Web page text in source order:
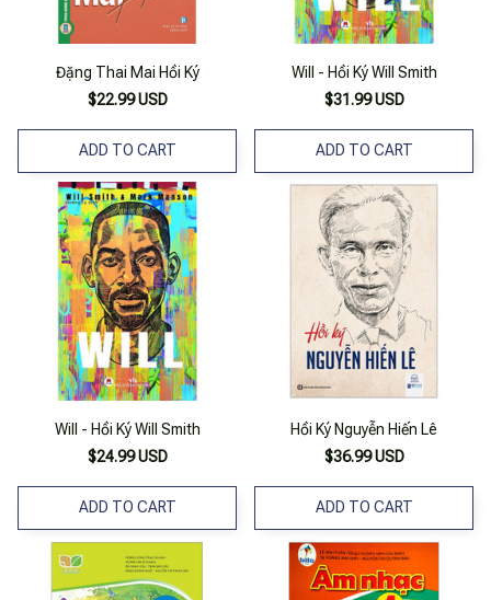
Đặng Thai Mai Hồi Ký
$22.99 USD
ADD TO CART
Will - Hồi Ký Will Smith
$31.99 USD
ADD TO CART
Will - Hồi Ký Will Smith
$24.99 USD
ADD TO CART
Hồi Ký Nguyễn Hiến Lê
$36.99 USD
ADD TO CART